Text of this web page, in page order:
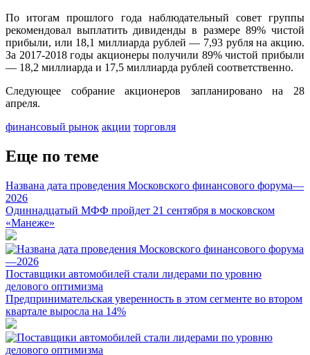
По итогам прошлого года наблюдательный совет группы
рекомендовал выплатить дивиденды в размере 89% чистой
прибыли, или 18,1 миллиарда рублей — 7,93 рубля на акцию.
За 2017-2018 годы акционеры получили 89% чистой прибыли
— 18,2 миллиарда и 17,5 миллиарда рублей соответственно.
Следующее собрание акционеров запланировано на 28
апреля.
финансовый рынок акции торговля
Еще по теме
Названа дата проведения Московского финансового форума—
2026
Одиннадцатый МФФ пройдет 21 сентября в московском
«Манеже»
Поставщики автомобилей стали лидерами по уровню
делового оптимизма
Предпринимательская уверенность в этом сегменте во втором
квартале выросла на 14%